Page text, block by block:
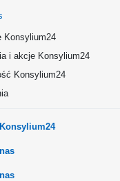
Konsylium24
i akcje Konsylium24
Konsylium24